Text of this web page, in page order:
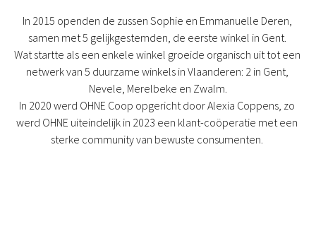
In 2015 openden de zussen Sophie en Emmanuelle Deren,
samen met 5 gelijkgestemden, de eerste winkel in Gent.
Wat startte als een enkele winkel groeide organisch uit tot een
netwerk van 5 duurzame winkels in Vlaanderen: 2 in Gent,
Nevele, Merelbeke en Zwalm.
In 2020 werd OHNE Coop opgericht door Alexia Coppens, zo
werd OHNE uiteindelijk in 2023 een klant-coöperatie met een
sterke community van bewuste consumenten.